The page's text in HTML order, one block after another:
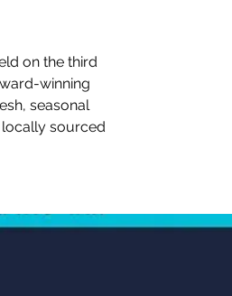
on the third
winning
seasonal
sourced